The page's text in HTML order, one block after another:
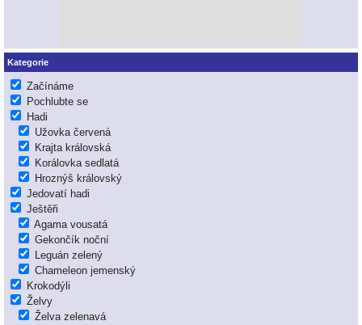
Kategorie
Začínáme
Pochlubte se
Hadi
Užovka červená
Krajta královská
Korálovka sedlatá
Hroznýš královský
Jedovatí hadi
Ještěři
Agama vousatá
Gekončík noční
Leguán zelený
Chameleon jemenský
Krokodýli
Želvy
Želva zelenavá